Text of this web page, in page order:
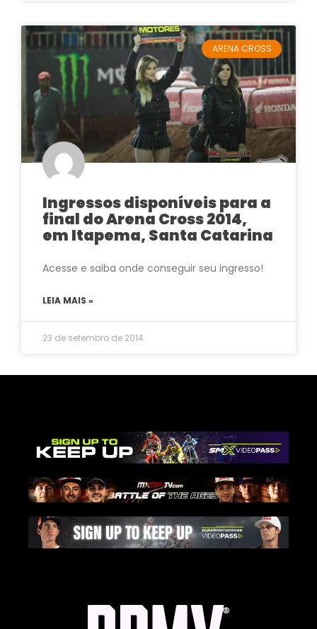
ARENA CROSS
Ingressos disponíveis para a
final do Arena Cross 2014,
em Itapema, Santa Catarina
Acesse e saiba onde conseguir seu ingresso!
LEIA MAIS »
23 de setembro de 2014